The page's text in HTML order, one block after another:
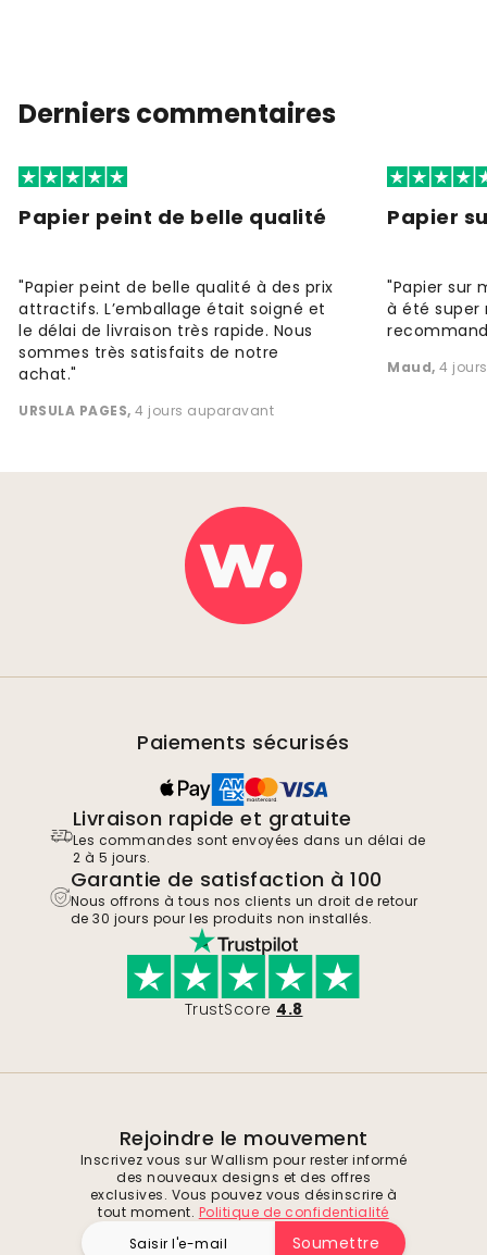
Derniers commentaires
Papier peint de belle qualité
"Papier peint de belle qualité à des prix
attractifs. L’emballage était soigné et
le délai de livraison très rapide. Nous
sommes très satisfaits de notre
achat."
URSULA PAGES, 4 jours auparavant
Papier
"Papier sur
à été super
Maud, 4
Paiements sécurisés
Livraison rapide et gratuite
Les commandes sont envoyées dans un délai de
2 à 5 jours.
Garantie de satisfaction à 100
Nous offrons à tous nos clients un droit de retour
de 30 jours pour les produits non installés.
TrustScore 4.8
Rejoindre le mouvement
Inscrivez vous sur Wallism pour rester informé
des nouveaux designs et des offres
exclusives. Vous pouvez vous désinscrire à
tout moment. Politique de confidentialité
Soumettre